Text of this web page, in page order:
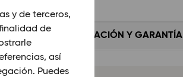
y de terceros,
de
así
Puedes
INSTALACIÓN Y GARANTÍA